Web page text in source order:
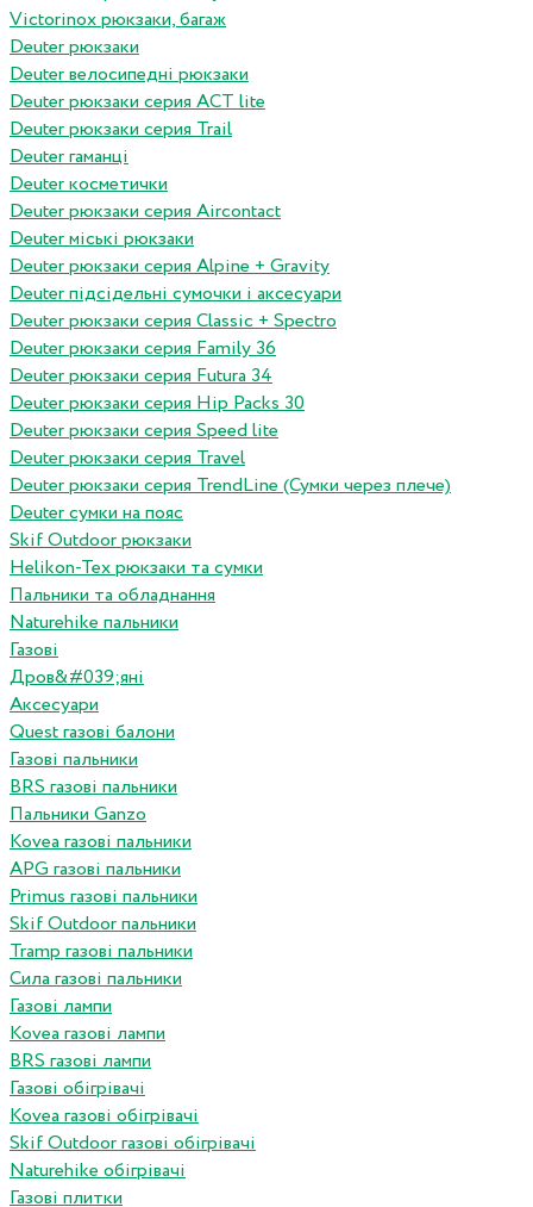
Victorinox рюкзаки, багаж
Deuter рюкзаки
Deuter велосипедні рюкзаки
Deuter рюкзаки серия ACT lite
Deuter рюкзаки серия Trail
Deuter гаманці
Deuter косметички
Deuter рюкзаки серия Aircontact
Deuter міські рюкзаки
Deuter рюкзаки серия Alpine + Gravity
Deuter підсідельні сумочки і аксесуари
Deuter рюкзаки серия Classic + Spectro
Deuter рюкзаки серия Family 36
Deuter рюкзаки серия Futura 34
Deuter рюкзаки серия Hip Packs 30
Deuter рюкзаки серия Speed lite
Deuter рюкзаки серия Travel
Deuter рюкзаки серия TrendLine (Сумки через плече)
Deuter сумки на пояс
Skif Outdoor рюкзаки
Helikon-Tex рюкзаки та сумки
Пальники та обладнання
Naturehike пальники
Газові
Дров&#039;яні
Аксесуари
Quest газові балони
Газові пальники
BRS газові пальники
Пальники Ganzo
Kovea газові пальники
APG газові пальники
Primus газові пальники
Skif Outdoor пальники
Tramp газові пальники
Сила газові пальники
Газові лампи
Kovea газові лампи
BRS газові лампи
Газові обігрівачі
Kovea газові обігрівачі
Skif Outdoor газові обігрівачі
Naturehike обігрівачі
Газові плитки